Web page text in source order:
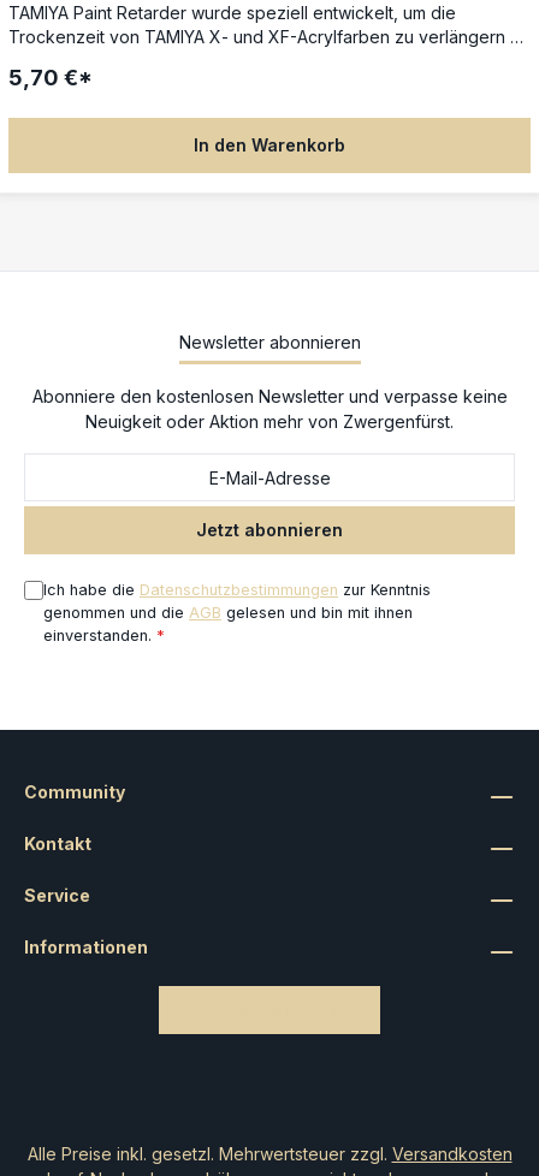
TAMIYA Paint Retarder wurde speziell entwickelt, um die
Trockenzeit von TAMIYA X- und XF-Acrylfarben zu verlängern –
Trocknung entsteht eine gleichmäßigere, glattere Oberfläche mit
bei denen es auf ein sauberes Finish ankommt. Anwendung: Der
Bereichen verwenden. Augenkontakt vermeiden.
5,70 €*
In den Warenkorb
Newsletter abonnieren
Abonniere den kostenlosen Newsletter und verpasse keine
Neuigkeit oder Aktion mehr von Zwergenfürst.
Jetzt abonnieren
Ich habe die Datenschutzbestimmungen zur Kenntnis
genommen und die AGB gelesen und bin mit ihnen
einverstanden. *
Kontakt
Service
Informationen
Community
Alle Preise inkl. gesetzl. Mehrwertsteuer zzgl. Versandkosten